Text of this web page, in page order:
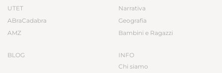
UTET
ABraCadabra
AMZ
BLOG
Narrativa
Geografia
Bambini e Ragazzi
INFO
Chi siamo